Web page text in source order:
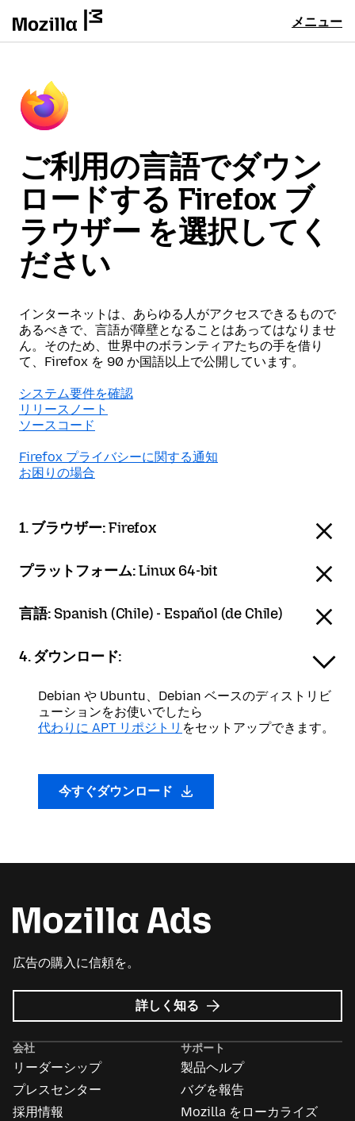
メニュー
ご利用の言語でダウン
ロードする Firefox ブ
ラウザー を選択してく
ださい
インターネットは、あらゆる人がアクセスできるもので
あるべきで、言語が障壁となることはあってはなりませ
ん。そのため、世界中のボランティアたちの手を借り
て、Firefox を 90 か国語以上で公開しています。
システム要件を確認
リリースノート
ソースコード
Firefox プライバシーに関する通知
お困りの場合
1. ブラウザー:Firefox
プラットフォーム:Linux 64-bit
言語: Spanish (Chile) - Español (de Chile)
4. ダウンロード:
Debian や Ubuntu、Debian ベースのディストリビ
ューションをお使いでしたら
代わりに APT リポジトリ をセットアップできます。
今すぐダウンロード
広告の購入に信頼を。
Mozilla
広
詳しく知る
会社
リーダーシップ
プレスセンター
採用情報
サポート
製品ヘルプ
バグを報告
Mozilla をローカライズ